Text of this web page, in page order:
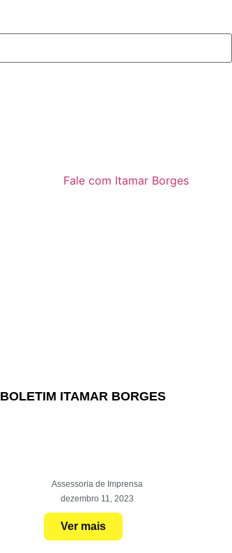
Fale com Itamar Borges
BOLETIM ITAMAR BORGES
Assessoria de Imprensa
dezembro 11, 2023
Ver mais